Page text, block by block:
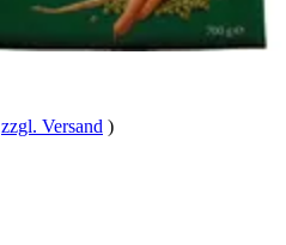
zzgl. Versand )